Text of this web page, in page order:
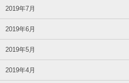
2019年7月
2019年6月
2019年5月
2019年4月